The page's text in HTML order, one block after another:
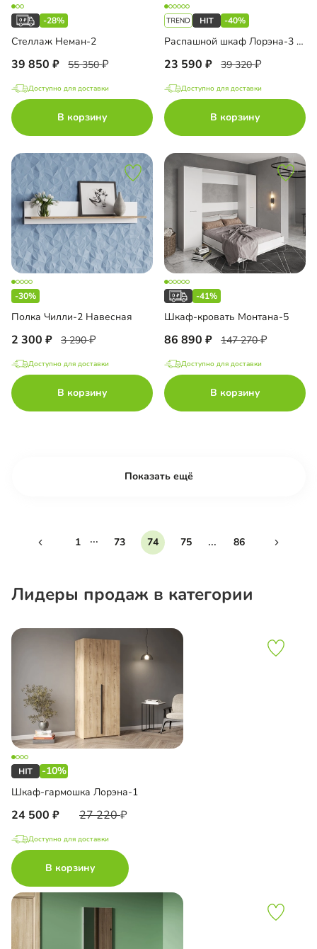
-28%
Стеллаж Неман-2
39 850 55 350
Доступно для доставки
В корзину
-40%
Распашной шкаф Лорэна-3 с зеркалом
23 590 39 320
Доступно для доставки
В корзину
-30%
Полка Чилли-2 Навесная
2 300 3 290
Доступно для доставки
В корзину
-41%
Шкаф-кровать Монтана-5
86 890 147 270
Доступно для доставки
В корзину
Показать ещё
1 ... 73 74 75 ... 86
Лидеры продаж в категории
-10%
Шкаф-гармошка Лорэна-1
24 500 27 220
Доступно для доставки
В корзину